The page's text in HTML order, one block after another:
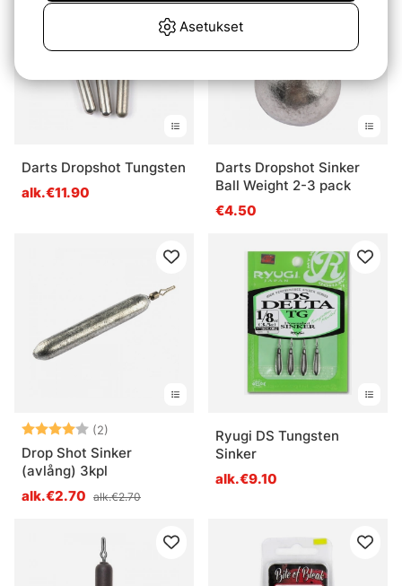
Darts Dropshot Tungsten
alk.€11.90
Darts Dropshot Sinker
Ball Weight 2-3 pack
€4.50
Arvio: (2)
4.0 5:sta tähdestä
Drop Shot Sinker
(avlång) 3kpl
alk.€2.70 alk.€2.70
Ryugi DS Tungsten
Sinker
alk.€9.10
Asetukset